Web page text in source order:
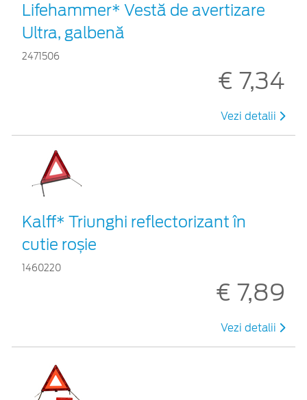
Lifehammer* Vestă de avertizare
Ultra, galbenă
2471506
€ 7,34
Vezi detalii
Kalff* Triunghi reflectorizant în
cutie roșie
1460220
€ 7,89
Vezi detalii